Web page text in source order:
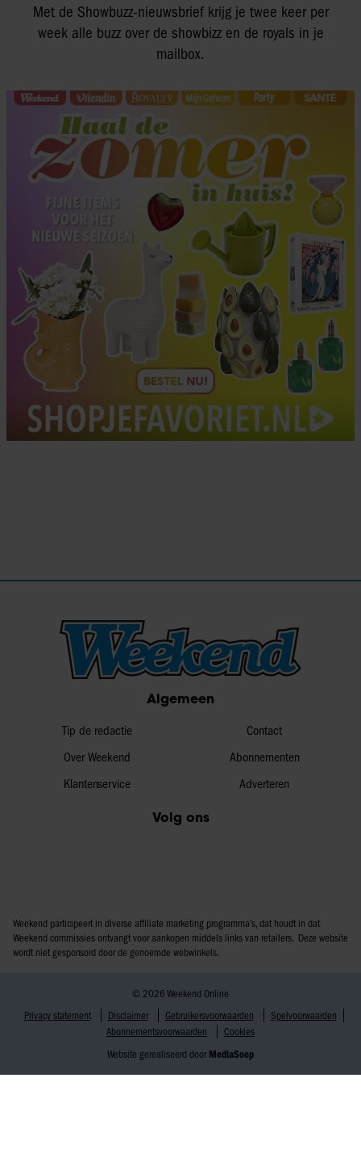
Met de Showbuzz-nieuwsbrief krijg je twee keer per
week alle buzz over de showbizz en de royals in je
mailbox.
Algemeen
Tip de redactie
Over Weekend
Klantenservice
Contact
Abonnementen
Adverteren
Volg ons
Weekend participeert in diverse affiliate marketing programma’s, dat houdt in dat
Weekend commissies ontvangt voor aankopen middels links van retailers. Deze website
wordt niet gesponsord door de genoemde webwinkels.
© 2026 Weekend Online
Privacy statement
Disclaimer Gebruikersvoorwaarden
Spelvoorwaarden
Abonnementsvoorwaarden
Cookies
Website gerealiseerd door MediaSoep